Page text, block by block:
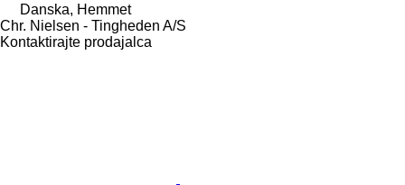
Danska, Hemmet
Chr. Nielsen - Tingheden A/S
Kontaktirajte prodajalca